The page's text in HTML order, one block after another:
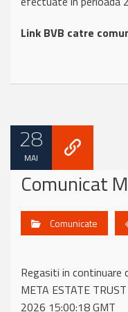
Link BVB catre
28
MAI
Comunicat
Comunicate
Regasiti in continuare
META ESTATE
2026 15:00:18 GMT